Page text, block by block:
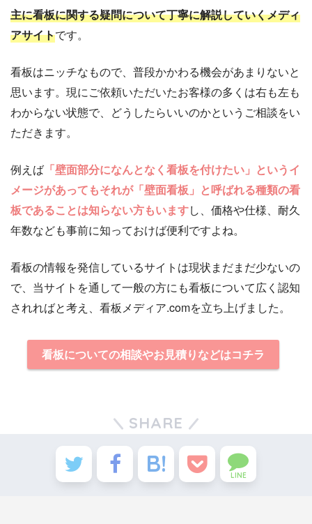
主に看板に関する疑問について丁寧に解説していくメディ
アサイトです。
看板はニッチなもので、普段かかわる機会があまりないと
思います。現にご依頼いただいたお客様の多くは右も左も
わからない状態で、どうしたらいいのかというご相談をい
ただきます。
例えば 「壁面部分になんとなく看板を付けたい」というイ
メージがあってもそれが「壁面看板」と呼ばれる種類の看
板であることは知らない方もいますし、価格や仕様、耐久
年数なども事前に知っておけば便利ですよね。
看板の情報を発信しているサイトは現状まだまだ少ないの
で、当サイトを通して一般の方にも看板について広く認知
されればと考え、看板メディア.comを立ち上げました。
看板についての相談やお見積りなどはコチラ
SHARE
LINE